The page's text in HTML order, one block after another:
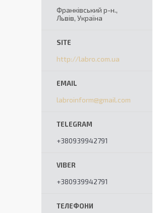
Франківський р-н.,
Львів, Україна
http://labro.com.ua
labroinform@gmail.com
+380939942791
+380939942791